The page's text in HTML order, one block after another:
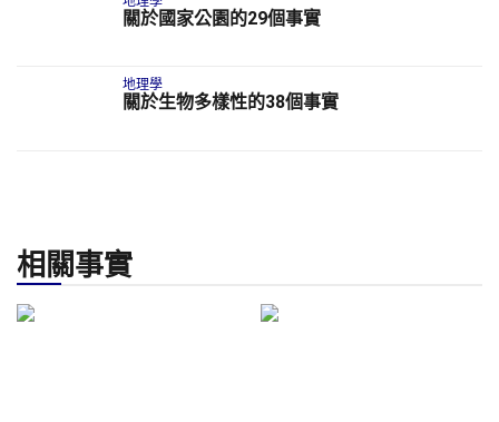
關於國家公園的29個事實
地理學
關於生物多樣性的38個事實
相關事實